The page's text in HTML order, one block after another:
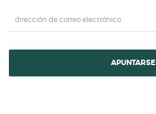
APUNTARSE